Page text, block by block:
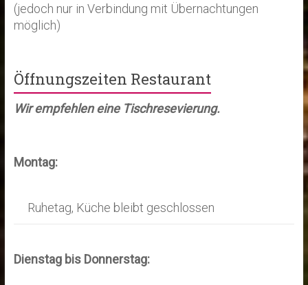
(jedoch nur in Verbindung mit Übernachtungen
möglich)
Öffnungszeiten Restaurant
Wir empfehlen eine Tischresevierung.
Montag:
Ruhetag, Küche bleibt geschlossen
Dienstag bis Donnerstag: